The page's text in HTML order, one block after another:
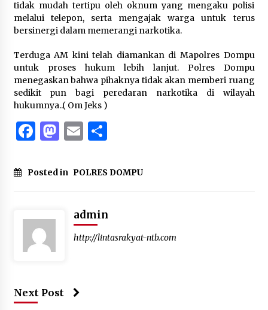
tidak mudah tertipu oleh oknum yang mengaku polisi
melalui telepon, serta mengajak warga untuk terus
bersinergi dalam memerangi narkotika.
Terduga AM kini telah diamankan di Mapolres Dompu
untuk proses hukum lebih lanjut. Polres Dompu
menegaskan bahwa pihaknya tidak akan memberi ruang
sedikit pun bagi peredaran narkotika di wilayah
hukumnya..( Om Jeks )
Facebook
Mastodon
EmailShare
Posted in POLRES DOMPU
admin
http://lintasrakyat-ntb.com
Next Post